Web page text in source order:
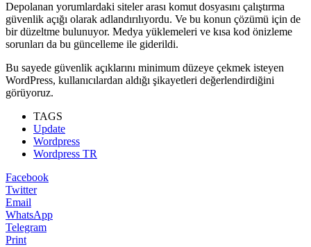
Depolanan yorumlardaki siteler arası komut dosyasını çalıştırma
güvenlik açığı olarak adlandırılıyordu. Ve bu konun çözümü için de
bir düzeltme bulunuyor. Medya yüklemeleri ve kısa kod önizleme
sorunları da bu güncelleme ile giderildi.
Bu sayede güvenlik açıklarını minimum düzeye çekmek isteyen
WordPress, kullanıcılardan aldığı şikayetleri değerlendirdiğini
görüyoruz.
TAGS
Update
Wordpress
Wordpress TR
Facebook
Twitter
Email
WhatsApp
Telegram
Print